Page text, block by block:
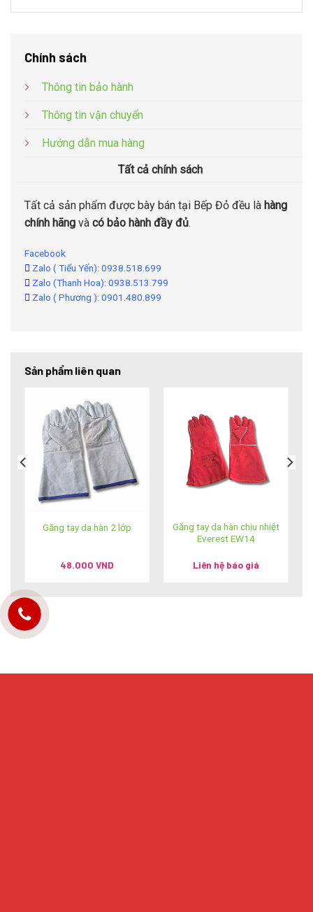
Chính sách
Thông tin bảo hành
Thông tin vận chuyển
Hướng dẫn mua hàng
Tất cả chính sách
Tất cả sản phẩm được bày bán tại Bếp Đỏ đều là hàng
chính hãng và có bảo hành đầy đủ.
Facebook
Zalo ( Tiểu Yến): 0938.518.699
Zalo (Thanh Hoa): 0938.513.799
Zalo ( Phương ): 0901.480.899
Sản phẩm liên quan
Găng tay da hàn 2 lớp
48.000 VND
Găng tay da hàn chịu nhiệt
Everest EW14
Liên hệ báo giá